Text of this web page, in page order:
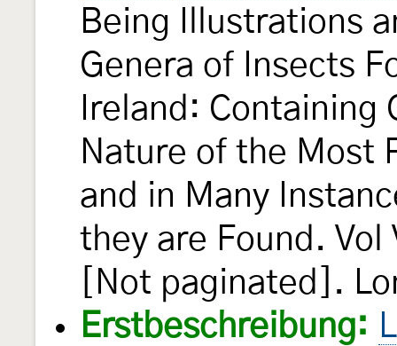
Being Illustrations
Genera of Insects
Ireland: Containing
Nature of the Most
and in Many
they are Found.
[Not paginated].
Erstbeschreibung: